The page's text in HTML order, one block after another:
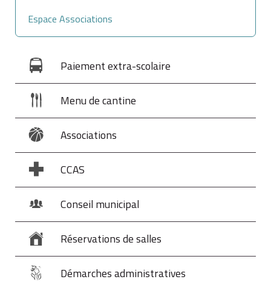
Espace Associations
Paiement extra-scolaire
Menu de cantine
Associations
CCAS
Conseil municipal
Réservations de salles
Démarches administratives